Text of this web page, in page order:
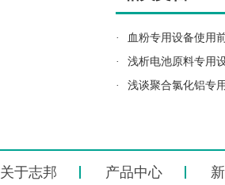
·
血粉专用设备使用
·
浅析电池原料专用
·
浅谈聚合氯化铝专
关于志邦 产品中心